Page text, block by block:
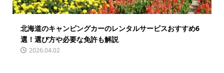
北海道のキャンピングカーのレンタルサービスおすすめ6
選！選び方や必要な免許も解説
2026.04.02